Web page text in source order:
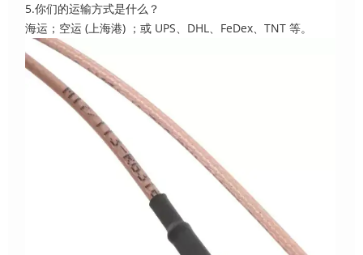
5.你们的运输方式是什么？
海运；空运 (上海港) ；或 UPS、DHL、FeDex、TNT 等。